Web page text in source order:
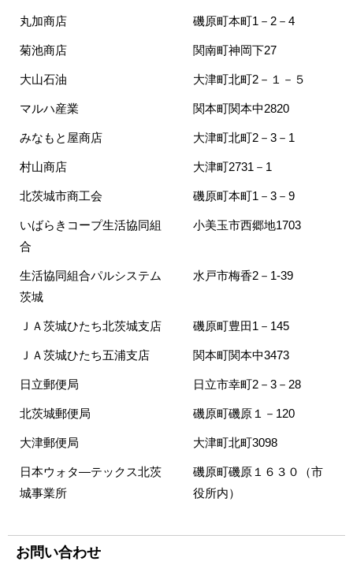
丸加商店 磯原町本町1－2－4
菊池商店 関南町神岡下27
大山石油 大津町北町2－１－５
マルハ産業 関本町関本中2820
みなもと屋商店 大津町北町2－3－1
村山商店 大津町2731－1
北茨城市商工会 磯原町本町1－3－9
いばらきコープ生活協同組
合
小美玉市西郷地1703
生活協同組合パルシステム
茨城
水戸市梅香2－1-39
ＪＡ茨城ひたち北茨城支店 磯原町豊田1－145
ＪＡ茨城ひたち五浦支店 関本町関本中3473
日立郵便局 日立市幸町2－3－28
北茨城郵便局 磯原町磯原１－120
大津郵便局 大津町北町3098
日本ウォタ―テックス北茨
城事業所
磯原町磯原１６３０（市
役所内）
お問い合わせ